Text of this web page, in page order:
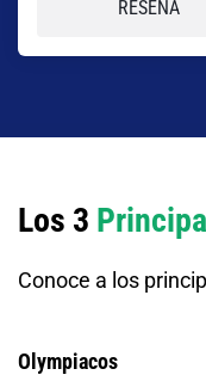
RESEÑA
Los 3
Conoce a los
Olympiacos